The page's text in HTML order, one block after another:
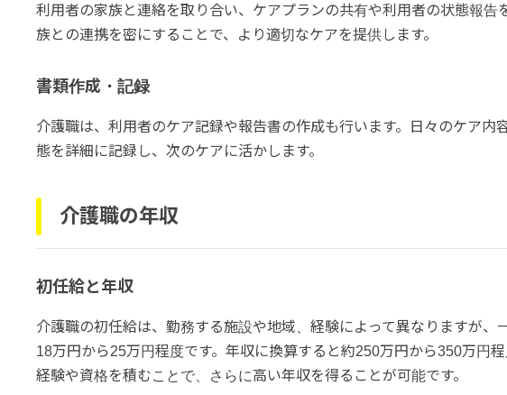
利用者の家族と連絡を取り合い、ケアプランの共有や利用者の状態報告
族との連携を密にすることで、より適切なケアを提供します。
書類作成・記録
介護職は、利用者のケア記録や報告書の作成も行います。日々のケア内
態を詳細に記録し、次のケアに活かします。
介護職の年収
初任給と年収
介護職の初任給は、勤務する施設や地域、経験によって異なりますが、
18万円から25万円程度です。年収に換算すると約250万円から350万円程
経験や資格を積むことで、さらに高い年収を得ることが可能です。